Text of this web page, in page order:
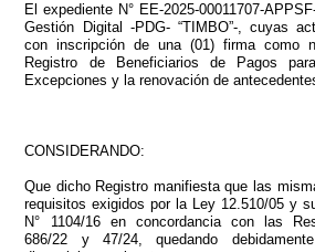
El expediente N° EE-2025-00011707-
Gestión Digital -PDG- “TIMBO”-, cuyas
con inscripción de una (01) firma como
Registro de Beneficiarios de Pagos
Excepciones y la renovación de
CONSIDERANDO:
Que dicho Registro manifiesta que las
requisitos exigidos por la Ley 12.510/05 y
N° 1104/16 en concordancia con las
686/22 y 47/24, quedando